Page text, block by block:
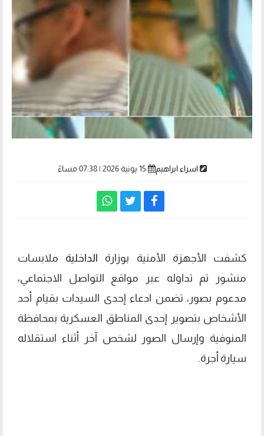
اسراء ابراهيم
كشفت الأجهزة الأمنية بوزارة الداخلية ملابسات
منشور تم تداوله عبر مواقع التواصل الاجتماعي،
مدعوم بصور، تضمن ادعاء إحدى السيدات بقيام أحد
الأشخاص بتصوير إحدى المناطق العسكرية بمحافظة
المنوفية وإرسال الصور لشخص آخر أثناء استقلاله
سيارة أجرة.